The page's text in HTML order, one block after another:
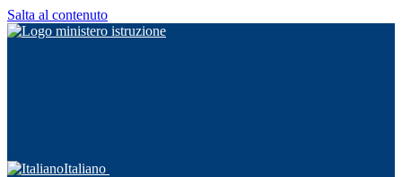
Salta al contenuto
Italiano